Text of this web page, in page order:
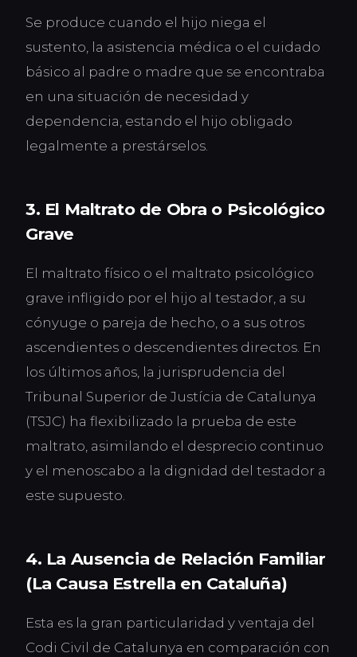
Se produce cuando el hijo niega el
sustento, la asistencia médica o el cuidado
básico al padre o madre que se encontraba
en una situación de necesidad y
dependencia, estando el hijo obligado
legalmente a prestárselos.
3. El Maltrato de Obra o Psicológico
Grave
El maltrato físico o el maltrato psicológico
grave infligido por el hijo al testador, a su
cónyuge o pareja de hecho, o a sus otros
ascendientes o descendientes directos. En
los últimos años, la jurisprudencia del
Tribunal Superior de Justícia de Catalunya
(TSJC) ha flexibilizado la prueba de este
maltrato, asimilando el desprecio continuo
y el menoscabo a la dignidad del testador a
este supuesto.
4. La Ausencia de Relación Familiar
(La Causa Estrella en Cataluña)
Esta es la gran particularidad y ventaja del
Codi Civil de Catalunya en comparación con